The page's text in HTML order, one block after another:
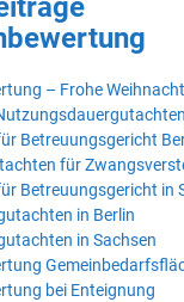
– Frohe
Betreuungsgericht
für
Betreuungsgericht in
in Berlin
in Sachsen
bei Enteignung